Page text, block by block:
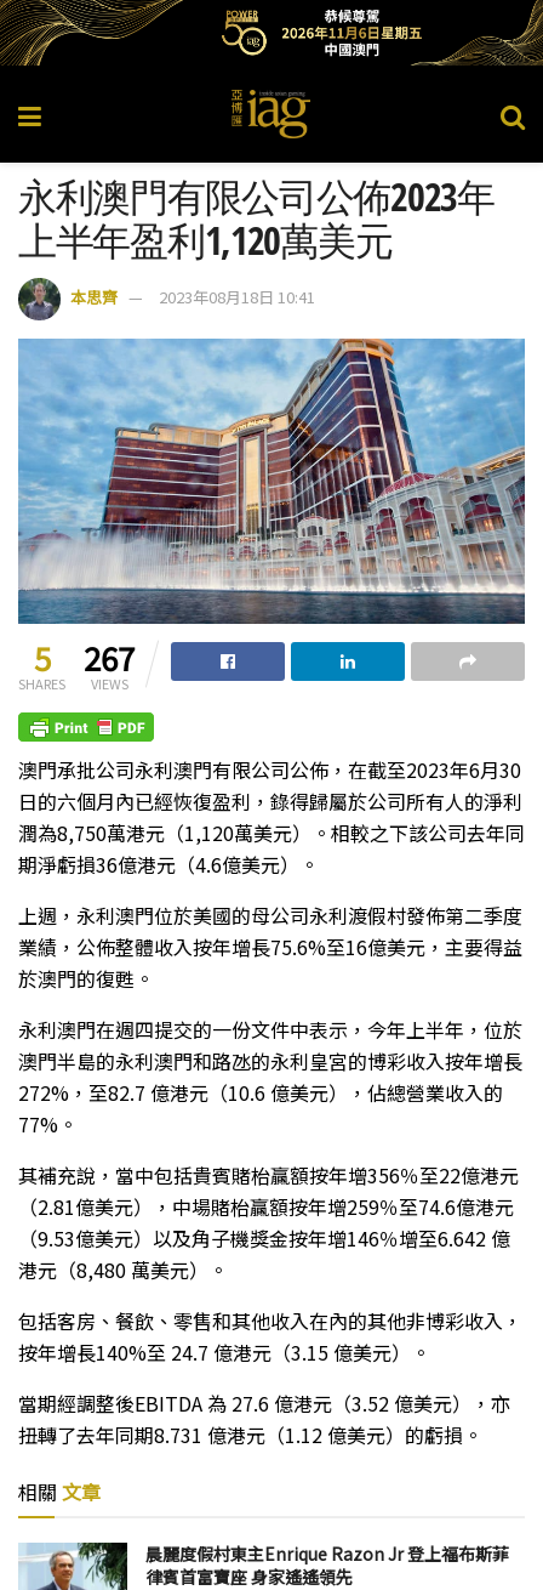
永利澳門有限公司公佈2023年
上半年盈利1,120萬美元
本思齊 2023年08月18日 10:41
5
SHARES
267
VIEWS
澳門承批公司永利澳門有限公司公佈，在截至2023年6月30
日的六個月內已經恢復盈利，錄得歸屬於公司所有人的淨利
潤為8,750萬港元（1,120萬美元）。相較之下該公司去年同
期淨虧損36億港元（4.6億美元）。
上週，永利澳門位於美國的母公司永利渡假村發佈第二季度
業績，公佈整體收入按年增長75.6%至16億美元，主要得益
於澳門的復甦。
永利澳門在週四提交的一份文件中表示，今年上半年，位於
澳門半島的永利澳門和路氹的永利皇宮的博彩收入按年增長
272%，至82.7 億港元（10.6 億美元），佔總營業收入的
77%。
其補充說，當中包括貴賓賭枱贏額按年增356％至22億港元
（2.81億美元），中場賭枱贏額按年增259％至74.6億港元
（9.53億美元）以及角子機獎金按年增146％增至6.642 億
港元（8,480 萬美元）。
包括客房、餐飲、零售和其他收入在內的其他非博彩收入，
按年增長140%至 24.7 億港元（3.15 億美元）。
當期經調整後EBITDA 為 27.6 億港元（3.52 億美元），亦
扭轉了去年同期8.731 億港元（1.12 億美元）的虧損。
相關 文章
晨麗度假村東主Enrique Razon Jr 登上福布斯菲
律賓首富寶座 身家遙遙領先